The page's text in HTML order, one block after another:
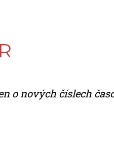
o no­vých čís­lech